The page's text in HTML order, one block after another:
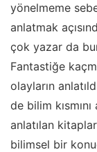
yönelmeme
anlatmak
çok yazar da
Fantastiğe
olayların
de bilim
anlatılan
bilimsel bir